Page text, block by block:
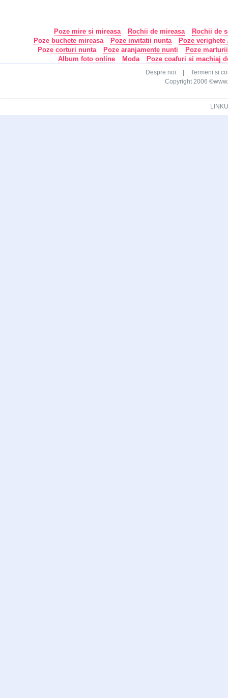
Poze mire si mireasa Rochii de mireasa
Rochii de
Poze buchete mireasa
Poze invitatii nunta
Poze
Poze corturi nunta
Poze aranjamente nunti
Poze
Album foto online
Moda Poze coafuri si machiaj
Despre noi
Termeni si
Copyright 2006